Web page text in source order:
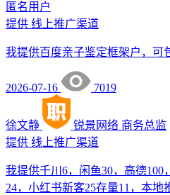
匿名用户
提供 线上推广渠道
我提供百度亲子鉴定框架户，可
2026-07-16 7019
徐文静 锐景网络 商务总监
提供 线上推广渠道
我提供千川6，闲鱼30，高德100
24，小红书新客25存量11，本地